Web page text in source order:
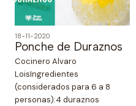
18-11-2020
Ponche de Duraznos
Cocinero Alvaro
LoisIngredientes
(considerados para 6 a 8
personas):4 duraznos